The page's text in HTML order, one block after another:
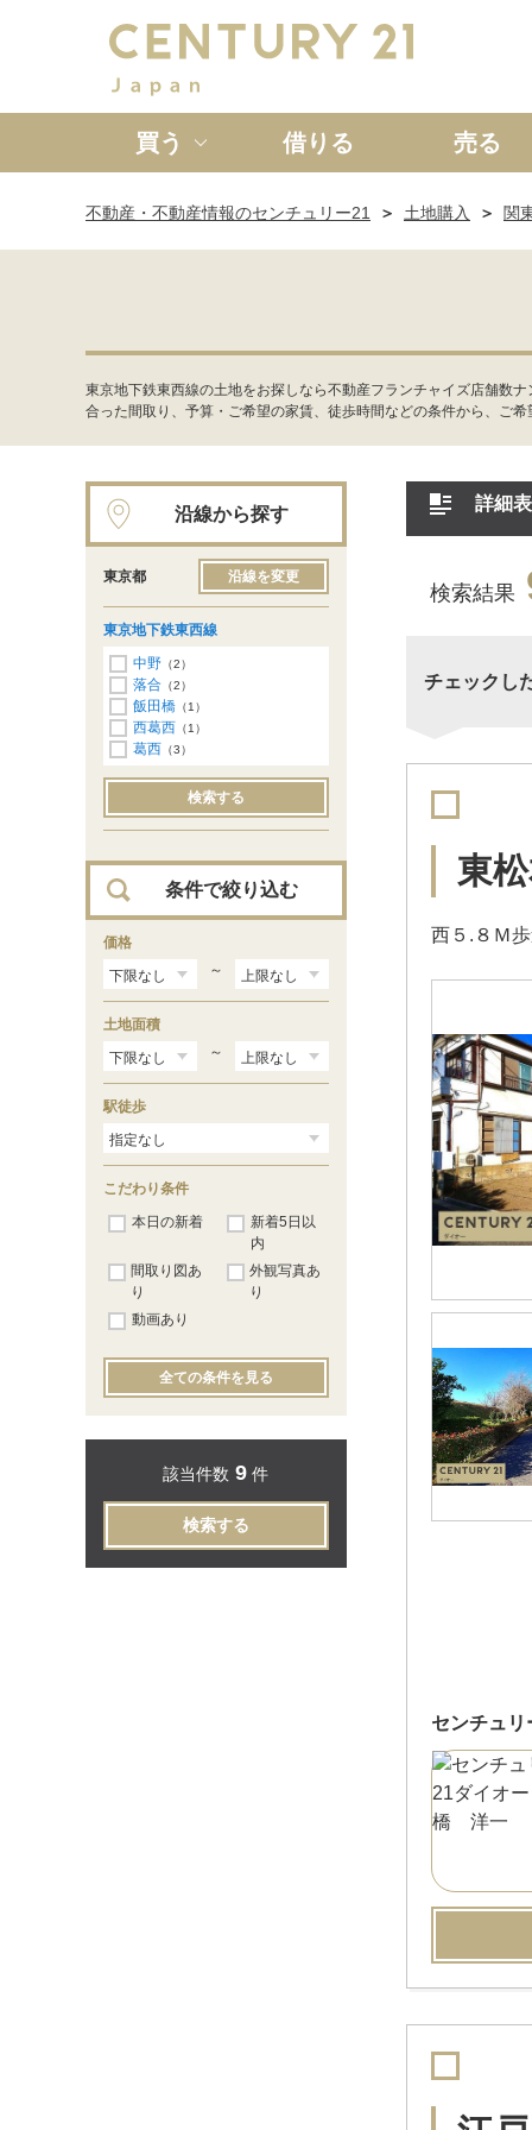
買う
新築一戸建て 中古一戸
借りる 売る
不動産・不動産情報のセンチュリー21 土地購入 関
東京地下鉄東西線の土地をお探しなら不動産フランチャイズ店舗数
合った間取り、予算・ご希望の家賃、徒歩時間などの条件から、ご
詳細
検索結果
チェックし
東
西５.８Ｍ
センチュ
沿線から探す
東京都 沿線を変更
東京地下鉄東西線
中野 （2）
落合 （2）
飯田橋 （1）
西葛西 （1）
葛西 （3）
検索する
条件で絞り込む
価格
～
土地面積
～
駅徒歩
こだわり条件
本日の新着
新着5日以
内
間取り図あ
り
外観写真あ
り
動画あり
全ての条件を見る
該当件数 9 件
検索する